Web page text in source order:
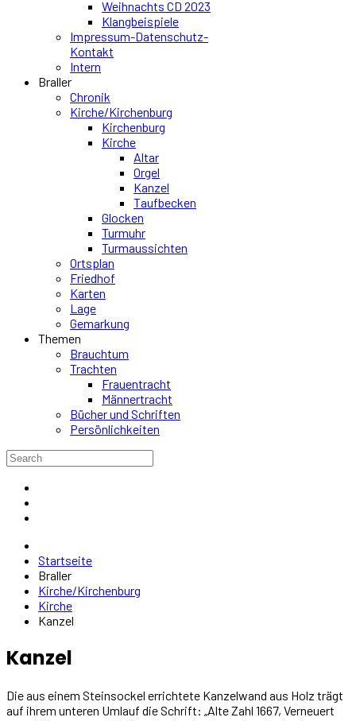
Weihnachts CD 2023
Klangbeispiele
Impressum-Datenschutz-
Kontakt
Intern
Braller
Chronik
Kirche/Kirchenburg
Kirchenburg
Kirche
Altar
Orgel
Kanzel
Taufbecken
Glocken
Turmuhr
Turmaussichten
Ortsplan
Friedhof
Karten
Lage
Gemarkung
Themen
Brauchtum
Trachten
Frauentracht
Männertracht
Bücher und Schriften
Persönlichkeiten
Startseite
Braller
Kirche/Kirchenburg
Kirche
Kanzel
Kanzel
Die aus einem Steinsockel errichtete Kanzelwand aus Holz trägt
auf ihrem unteren Umlauf die Schrift: „Alte Zahl 1667, Verneuert